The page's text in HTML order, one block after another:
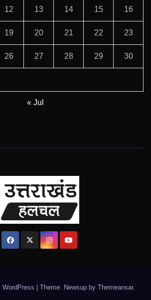
12 13 14 15 16
19 20 21 22 23
26 27 28 29 30
« Jul
WordPress Theme: Newsup by Themeansar.